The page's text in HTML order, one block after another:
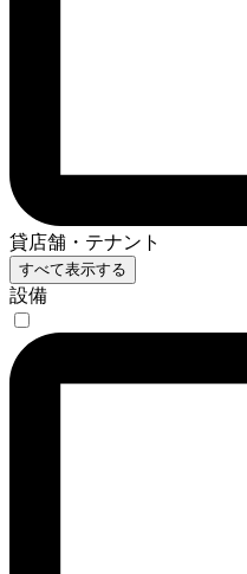
貸店舗・テナント
すべて表示する
設備